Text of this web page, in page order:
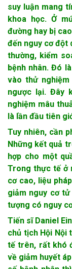
suy luận mang
khoa học. Ở
đường hay bị
đến nguy cơ đột
thường, kiểm
bệnh nhân. Đó
vào thử
ngược lại. Đây
nghiệm mâu
là lần đầu tiên
Tuy nhiên, cần
Những kết quả
hợp cho một
Trong thực tế ở
cơ cao, liệu
giảm nguy cơ
tượng có nguy
Tiến sĩ Daniel
chủ tịch Hội Nội
tế trên, rất khó
về giảm huyết